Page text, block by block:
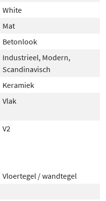
White
Mat
Betonlook
Industrieel, Modern,
Scandinavisch
Keramiek
Vlak
V2
Vloertegel / wandtegel